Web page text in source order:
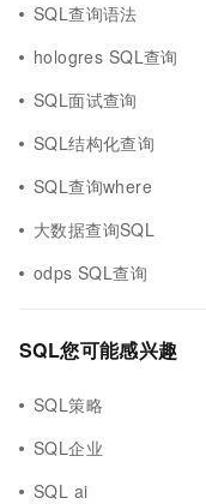
SQL查询语法
hologres SQL查询
SQL面试查询
SQL结构化查询
SQL查询where
大数据查询SQL
odps SQL查询
SQL您可能感兴趣
SQL策略
SQL企业
SQL ai